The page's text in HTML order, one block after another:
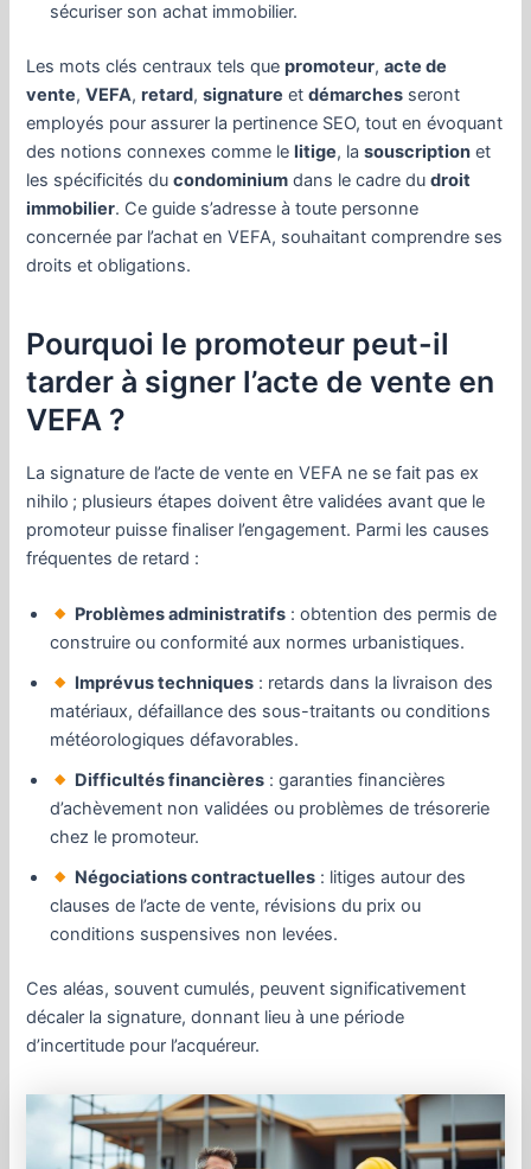
sécuriser son achat immobilier.
Les mots clés centraux tels quepromoteur,acte de
vente,VEFA,retard,signature etdémarches seront
employés pour assurer la pertinence SEO, tout en évoquant
des notions connexes comme lelitige, lasouscription et
les spécificités ducondominium dans le cadre dudroit
immobilier. Ce guide s’adresse à toute personne
concernée par l’achat en VEFA, souhaitant comprendre ses
droits et obligations.
Pourquoi le promoteur peut-il
tarder à signer l’acte de vente en
VEFA ?
La signature de l’acte de vente en VEFA ne se fait pas ex
nihilo ; plusieurs étapes doivent être validées avant que le
promoteur puisse finaliser l’engagement. Parmi les causes
fréquentes de retard :
Problèmes administratifs : obtention des permis de
construire ou conformité aux normes urbanistiques.
Imprévus techniques : retards dans la livraison des
matériaux, défaillance des sous-traitants ou conditions
météorologiques défavorables.
Difficultés financières : garanties financières
d’achèvement non validées ou problèmes de trésorerie
chez le promoteur.
Négociations contractuelles : litiges autour des
clauses de l’acte de vente, révisions du prix ou
conditions suspensives non levées.
Ces aléas, souvent cumulés, peuvent significativement
décaler la signature, donnant lieu à une période
d’incertitude pour l’acquéreur.